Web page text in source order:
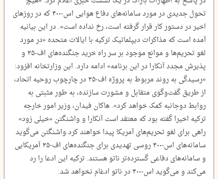
تحول جدیدی در مورد سامانه‌های دفاع هوایی اس-۴۰۰ که در روزهای
اخیر در دستور کار قرار گرفته است، رخ نداده است». در این بیانیه
آمده است که مذاکرات دیپلماتیک ترکیه با ایالات متحده «در مورد
لغو تحریم‌ها و موانع موجود بر سر راه خرید جنگنده‌های اف-۳۵ و
پذیرش مجدد آنکارا در این برنامه» ادامه دارد. این وزارتخانه افزود:
«رسیدگی به روند مربوط به پروژه اف-۳۵ در چارچوب روحیه اتحاد،
از طریق گفت‌وگوی متقابل و مشورت سازنده، به طور مثبتی به
روابط دوجانبه کمک خواهد کرد». هاکان فیدان، وزیر امور خارجه
ترکیه اخیرا گفته بود که معتقد است آنکارا و واشنگتن «خیلی زود»
راهی برای لغو تحریم‌های آمریکا پیدا خواهند کرد.واشنگتن می‌گوید
سامانه‌های اس-۴۰۰ روسی تهدیدی برای جنگنده‌های اف-۳۵ آمریکایی
و سامانه‌های دفاعی گسترده‌تر ناتو هستند. ترکیه این ادعا را رد
می‌کند و می‌گوید اس-۴۰۰ در ناتو ادغام نخواهد شد.